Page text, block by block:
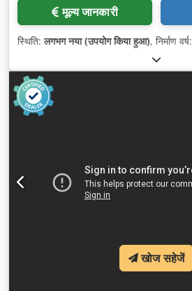
मूल्य जानकारी
स्थिति:लगभग नया (उपयोग किया हुआ), निर्माण वर्ष:
खोज सहेजें